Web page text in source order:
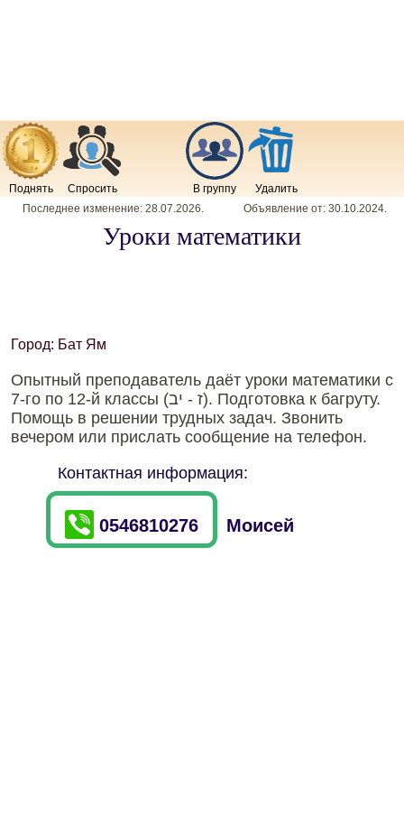
Поднять Спросить В группу
Удалить
Последнее изменение: 28.07.2026. Объявление от: 30.10.2024.
Уроки математики
Город: Бат Ям
Опытный преподаватель даёт уроки математики с
7-го по 12-й классы (ז - יב). Подготовка к багруту.
Помощь в решении трудных задач. Звонить
вечером или прислать сообщение на телефон.
Контактная информация:
0546810276 Моисей